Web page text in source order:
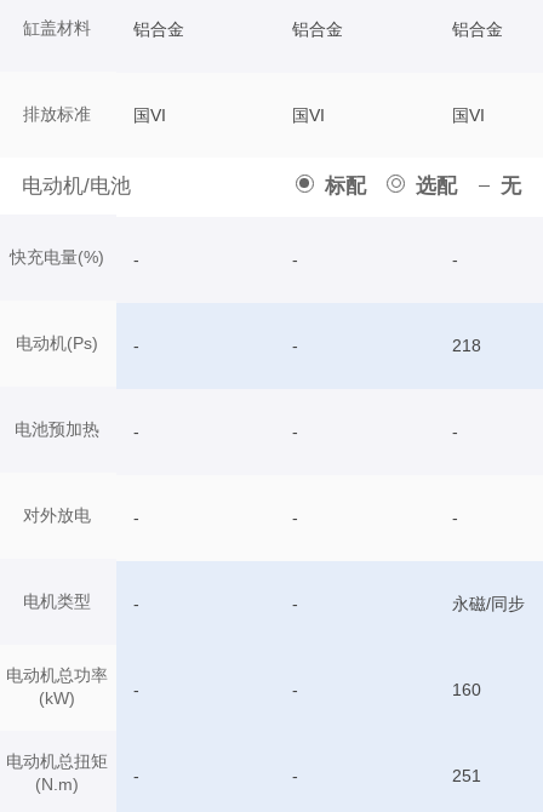
缸盖材料
排放标准
电动机/电池 标配 选配 无
快充电量(%)
电动机(Ps)
电池预加热
对外放电
电机类型
电动机总功率
(kW)
电动机总扭矩
(N.m)
铝合金 铝合金 铝合金
国VI 国VI 国VI
- - -
- - 218
- - -
- - -
- - 永磁/同步
- - 160
- - 251